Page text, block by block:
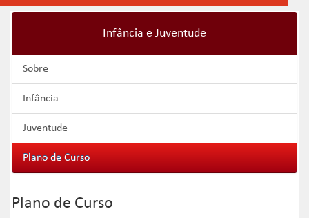
Infância e Juventude
Sobre
Infância
Juventude
Plano de Curso
Plano de Curso